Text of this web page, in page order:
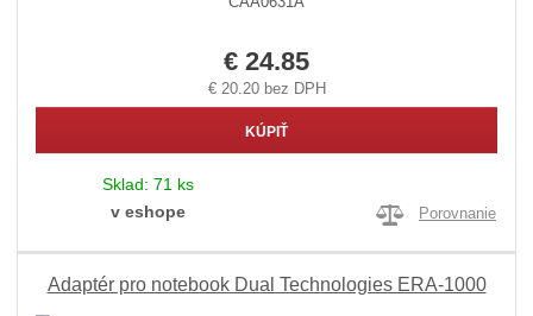
€ 24.85
€ 20.20 bez DPH
KÚPIŤ
Sklad: 71 ks
v eshope
Porovnanie
Adaptér pro notebook Dual Technologies ERA-1000